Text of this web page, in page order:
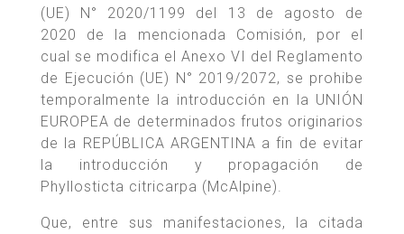
(UE) N° 2020/1199 del 13 de agosto de
2020 de la mencionada Comisión, por el
cual se modifica el Anexo VI del Reglamento
de Ejecución (UE) N° 2019/2072, se prohibe
temporalmente la introducción en la UNIÓN
EUROPEA de determinados frutos originarios
de la REPÚBLICA ARGENTINA a fin de evitar
la introducción y propagación de
Phyllosticta citricarpa (McAlpine).
Que, entre sus manifestaciones, la citada